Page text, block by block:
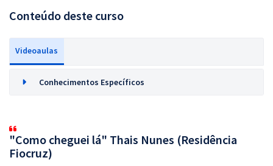
Conteúdo deste curso
Videoaulas
Conhecimentos Específicos
"Como cheguei lá" Thais Nunes (Residência
Fiocruz)